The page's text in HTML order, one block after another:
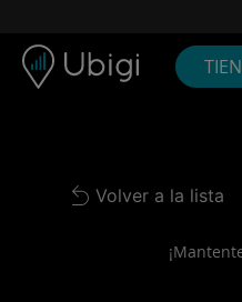
Back to list
Volver a la lista